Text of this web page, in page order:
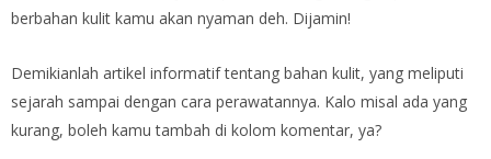
berbahan kulit kamu akan nyaman deh. Dijamin!
Demikianlah artikel informatif tentang bahan kulit, yang meliputi
sejarah sampai dengan cara perawatannya. Kalo misal ada yang
kurang, boleh kamu tambah di kolom komentar, ya?